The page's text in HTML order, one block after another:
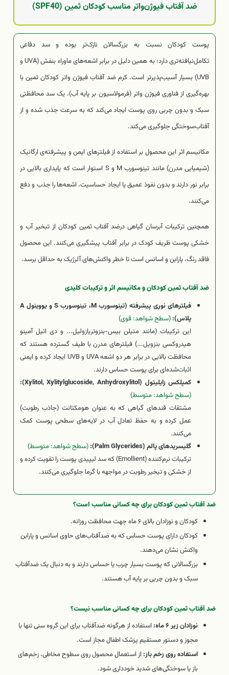
ضد آفتاب فیوژن‌واتر مناسب کودکان ثمین (SPF40)
پوست کودکان نسبت به بزرگسالان نازک‌تر بوده و سد دفاعی
تکامل‌نیافته‌تری دارد؛ به همین دلیل در برابر اشعه‌های ماوراء بنفش (UVA و
UVB) بسیار آسیب‌پذیرتر است. کرم ضد آفتاب فیوژن واتر کودکان ثمین با
بهره‌گیری از فناوری فیوژن واتر (فرمولاسیون بر پایه آب)، یک سد محافظتی
سبک و بدون چربی روی پوست ایجاد می‌کند که به سرعت جذب شده و از
آفتاب‌سوختگی جلوگیری می‌کند.
مکانیسم اثر این محصول بر استفاده از فیلترهای ایمن و پیشرفته‌ی ارگانیک
(شیمیایی مدرن) مانند تینوسورب M و S استوار است که پایداری بالایی در
برابر نور دارند و بدون نفوذ عمیق یا ایجاد حساسیت، اشعه‌ها را جذب و دفع
می‌کنند.
همچنین ترکیبات آبرسان گیاهی درضد آفتاب ثمین کودکان از تبخیر آب و
خشکی پوست ظریف کودک در برابر آفتاب پیشگیری می‌کنند. این محصول
فاقد رنگ، پارابن و اسانس است تا خطر واکنش‌های آلرژیک به حداقل برسد.
ضد آفتاب ثمین کودکان و مکانیسم اثر و ترکیبات کلیدی
فیلترهای نوری پیشرفته (تینوسورب M، تینوسورب S و یووینول A
پلاس):(سطح شواهد: قوی)
این ترکیبات (مانند متیلن بیس-بنزوتریازولیل... و دی اتیل آمینو
هیدروکسی بنزویل...) فیلترهای مدرن با طیف گسترده هستند که
محافظت بالایی در برابر هر دو اشعه UVA و UVB ایجاد کرده و ایمنی
اثبات‌شده‌ای برای پوست حساس دارند.
کمپلکس زایلیتول (Xylitol, Xylitylglucoside, Anhydroxylitol):
(سطح شواهد: متوسط)
مشتقات قندهای گیاهی که به عنوان هومکتانت (جاذب رطوبت)
عمل کرده و به حفظ تعادل آب در لایه‌های سطحی پوست کمک
می‌کنند.
گلیسریدهای پالم (Palm Glycerides):
(سطح شواهد: متوسط)
ترکیبات نرم‌کننده (Emollient) که سد لیپیدی پوست را تقویت کرده و
از خشکی و تبخیر رطوبت در مواجهه با گرما جلوگیری می‌کنند.
ضد آفتاب ثمین کودکان برای چه کسانی مناسب است؟
کودکان و نوزادان بالای ۶ ماه جهت محافظت روزانه.
کودکان دارای پوست حساس که به ضدآفتاب‌های حاوی اسانس و پارابن
واکنش نشان می‌دهند.
بزرگسالانی که پوست بسیار چرب یا حساس دارند و به دنبال یک ضدآفتاب
سبک و بدون چربی بر پایه آب هستند.
ضد آفتاب ثمین کودکان برای چه کسانی مناسب نیست؟
نوزادان زیر ۶ ماه:
استفاده از هرگونه ضدآفتاب برای این گروه سنی تنها با
مجوز و دستور مستقیم پزشک اطفال مجاز است.
استفاده روی زخم باز: از استعمال محصول روی سطوح مخاطی، زخم‌های
باز یا سوختگی‌های شدید خودداری شود.